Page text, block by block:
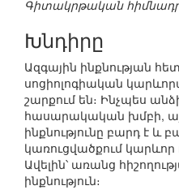
Գիտակրթական
Խնդիրը
Ազգային ինքնության
սոցիոլոգիական
շարքում են։ Ինչպես
հասարակական խմբի,
ինքնությունը բարդ է և
կառուցվածքում կարևոր
Ավելին՝ առանց
ինքնություն։